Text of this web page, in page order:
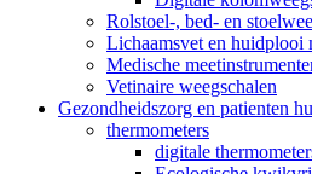
Rolstoel-, bed- en
Lichaamsvet en huidplooi
Medische
Vetinaire weegschalen
Gezondheidszorg en patienten
thermometers
digitale